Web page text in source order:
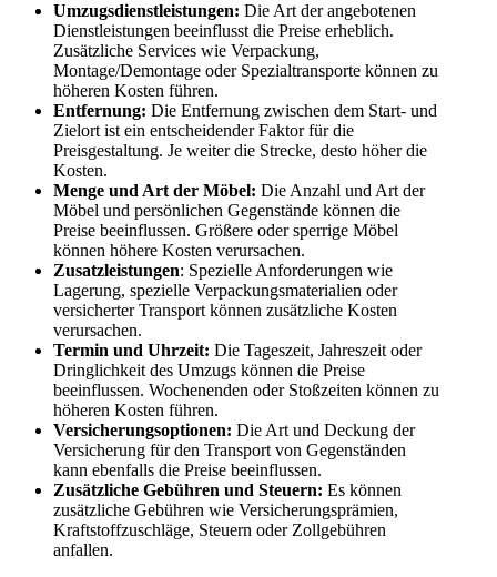
Umzugsdienstleistungen: Die Art der angebotenen
Dienstleistungen beeinflusst die Preise erheblich.
Zusätzliche Services wie Verpackung,
Montage/Demontage oder Spezialtransporte können zu
höheren Kosten führen.
Entfernung: Die Entfernung zwischen dem Start- und
Zielort ist ein entscheidender Faktor für die
Preisgestaltung. Je weiter die Strecke, desto höher die
Kosten.
Menge und Art der Möbel: Die Anzahl und Art der
Möbel und persönlichen Gegenstände können die
Preise beeinflussen. Größere oder sperrige Möbel
können höhere Kosten verursachen.
Zusatzleistungen: Spezielle Anforderungen wie
Lagerung, spezielle Verpackungsmaterialien oder
versicherter Transport können zusätzliche Kosten
verursachen.
Termin und Uhrzeit: Die Tageszeit, Jahreszeit oder
Dringlichkeit des Umzugs können die Preise
beeinflussen. Wochenenden oder Stoßzeiten können zu
höheren Kosten führen.
Versicherungsoptionen: Die Art und Deckung der
Versicherung für den Transport von Gegenständen
kann ebenfalls die Preise beeinflussen.
Zusätzliche Gebühren und Steuern: Es können
zusätzliche Gebühren wie Versicherungsprämien,
Kraftstoffzuschläge, Steuern oder Zollgebühren
anfallen.